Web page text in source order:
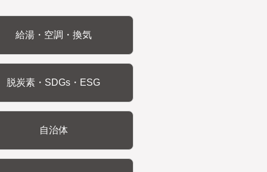
給湯・空調・換気
脱炭素・SDGs・ESG
自治体